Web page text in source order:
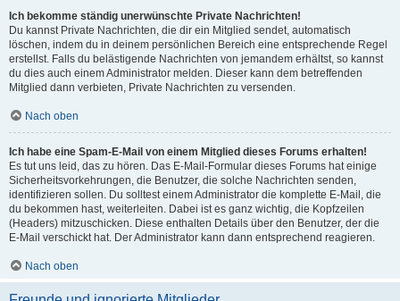
Ich bekomme ständig unerwünschte Private Nachrichten!
Du kannst Private Nachrichten, die dir ein Mitglied sendet, automatisch
löschen, indem du in deinem persönlichen Bereich eine entsprechende Regel
erstellst. Falls du belästigende Nachrichten von jemandem erhältst, so kannst
du dies auch einem Administrator melden. Dieser kann dem betreffenden
Mitglied dann verbieten, Private Nachrichten zu versenden.
Nach oben
Ich habe eine Spam-E-Mail von einem Mitglied dieses Forums erhalten!
Es tut uns leid, das zu hören. Das E-Mail-Formular dieses Forums hat einige
Sicherheitsvorkehrungen, die Benutzer, die solche Nachrichten senden,
identifizieren sollen. Du solltest einem Administrator die komplette E-Mail, die
du bekommen hast, weiterleiten. Dabei ist es ganz wichtig, die Kopfzeilen
(Headers) mitzuschicken. Diese enthalten Details über den Benutzer, der die
E-Mail verschickt hat. Der Administrator kann dann entsprechend reagieren.
Nach oben